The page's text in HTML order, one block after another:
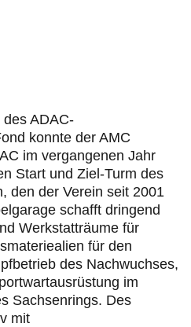
des ADAC-
konnte der AMC
im vergangenen Jahr
Start und Ziel-Turm des
den der Verein seit 2001
schafft dringend
Werkstatträume für
für den
des Nachwuchses,
im
Sachsenrings. Des
mit